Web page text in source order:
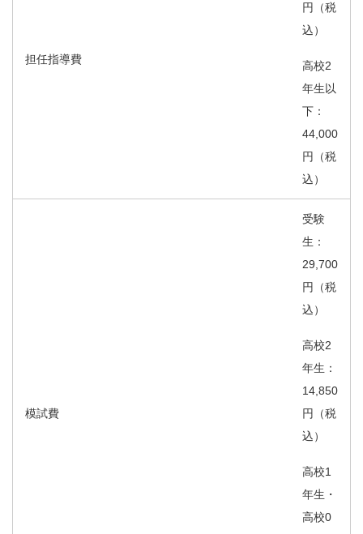
担任指導費
円（税
込）
高校2
年生以
下：
44,000
円（税
込）
模試費
受験
生：
29,700
円（税
込）
高校2
年生：
14,850
円（税
込）
高校1
年生・
高校0